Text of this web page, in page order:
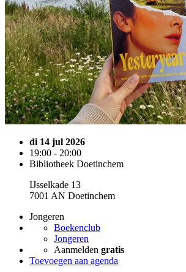
di 14 jul 2026
19:00 - 20:00
Bibliotheek Doetinchem
IJsselkade 13
7001 AN Doetinchem
Jongeren
Boekenclub
Jongeren
Aanmelden gratis
Toevoegen aan agenda